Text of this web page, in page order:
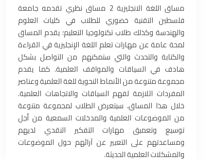
مساق اللغة الانجليزية 2 مساق نظري تقدمه جامعة
فلسطين التقنية خضوري للطلاب في كليات العلوم
والهندسة وكذلك طلاب تكنولوجيا التعليم؛ يقدم المساق
لمحة عامة عن مهارات تعلم اللغة الإنجليزية في القراءة
والكتابة والتحدث والتي ستمكنهم من التواصل بشكل
هادف في السياقات والمواقف العلمية. كما يقدم
مجموعة متنوعة من الأنماط النحوية للغة العلمية وعناصر
المفردات اللازمة لفهم السياقات والاتجاهات العلمية.
خلال هذا المساق، سيتعرض الطلاب لمجموعة متنوعة
من الموضوعات العلمية والمدخلات السمعية من أجل
توسيع وتعميق مهارات التفكير النقدي لديهم
ومساعدتهم على التعبير عن آرائهم حول الموضوعات
والمشكلات العلمية الحديثة.